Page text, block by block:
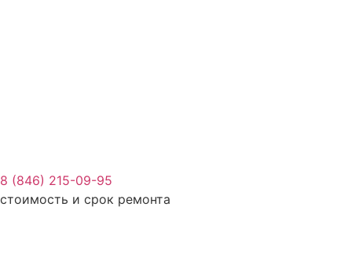
8 (846) 215-09-95
стоимость и срок ремонта